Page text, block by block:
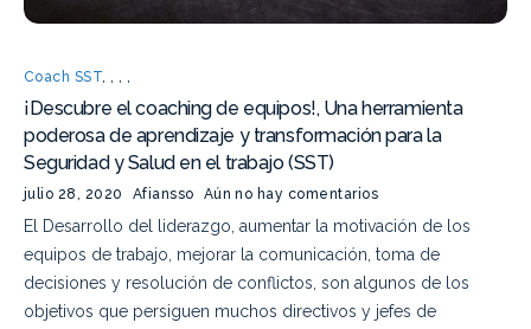
Coach SST,,,,
¡Descubre el coaching de equipos!, Una herramienta
poderosa de aprendizaje y transformación para la
Seguridad y Salud en el trabajo (SST)
julio 28, 2020 Afiansso Aún no hay comentarios
El Desarrollo del liderazgo, aumentar la motivación de los
equipos de trabajo, mejorar la comunicación, toma de
decisiones y resolución de conflictos, son algunos de los
objetivos que persiguen muchos directivos y jefes de